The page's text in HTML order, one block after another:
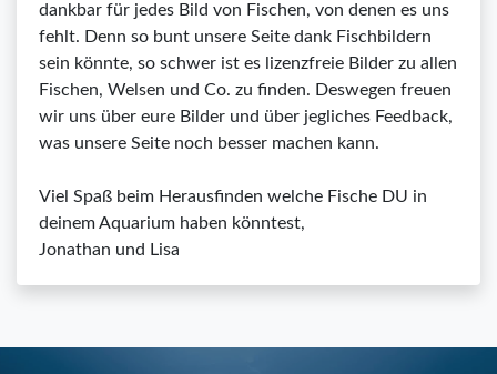
dankbar für jedes Bild von Fischen, von denen es uns
fehlt. Denn so bunt unsere Seite dank Fischbildern
sein könnte, so schwer ist es lizenzfreie Bilder zu allen
Fischen, Welsen und Co. zu finden. Deswegen freuen
wir uns über eure Bilder und über jegliches Feedback,
was unsere Seite noch besser machen kann.
Viel Spaß beim Herausfinden welche Fische DU in
deinem Aquarium haben könntest,
Jonathan und Lisa